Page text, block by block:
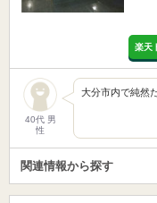
楽天
40代 男
性
大分市内
大分県
関連情報から探す